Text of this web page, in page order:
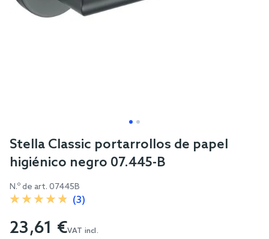
Skip
to
the
beginning
of
images
Stella Classic portarrollos de papel
higiénico negro 07.445-B
N.º de art. 07445B
(3)
23,61 €VAT incl.